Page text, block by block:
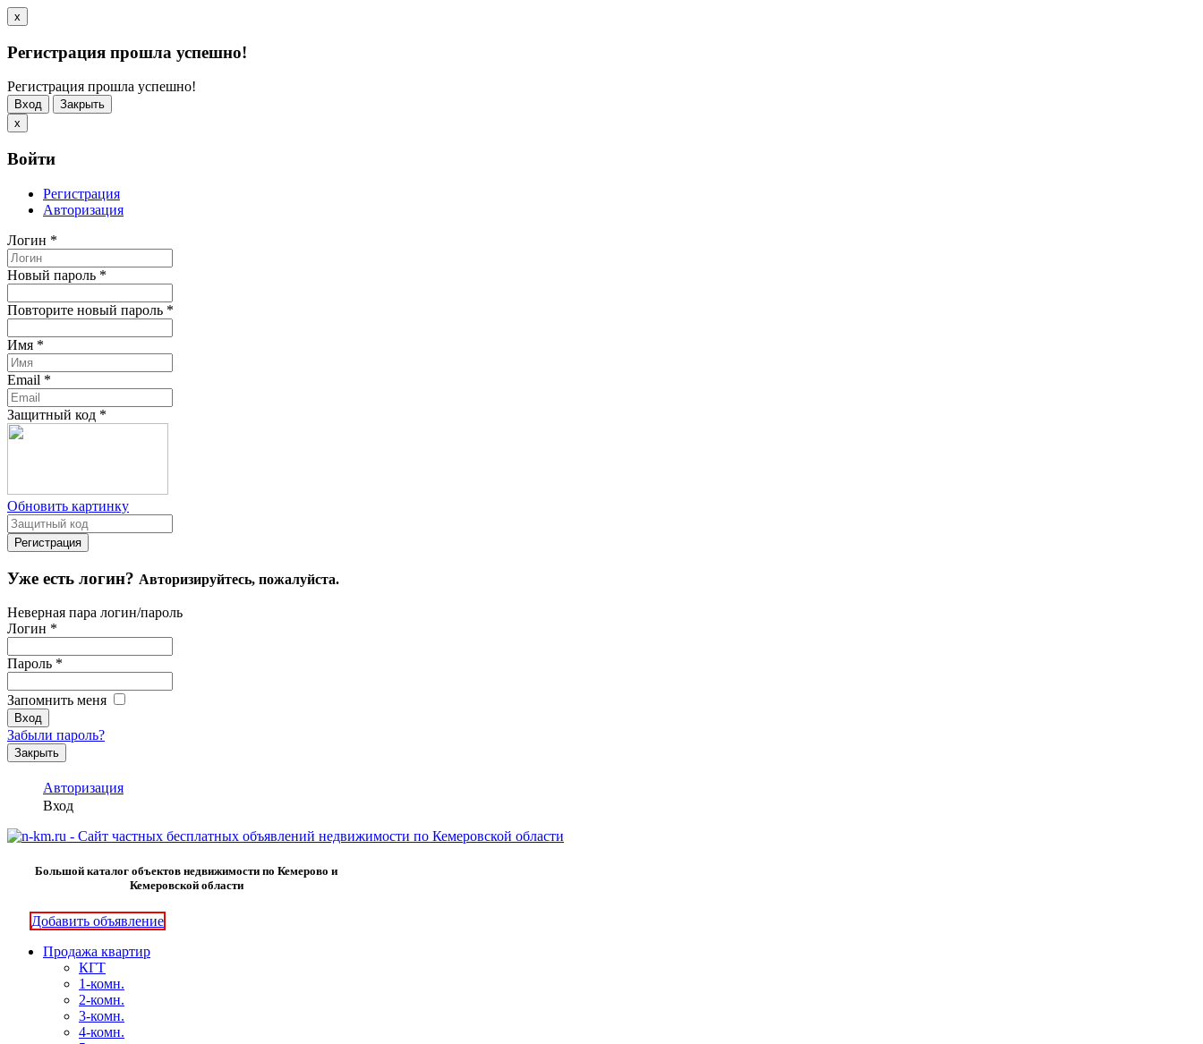
x
Регистрация прошла успешно!
Регистрация прошла успешно!
Вход
Закрыть
x
Войти
Регистрация
Авторизация
Логин *
Новый пароль *
Повторите новый пароль *
Имя *
Email *
Защитный код *
Обновить картинку
Уже есть логин? Авторизируйтесь, пожалуйста.
Неверная пара логин/пароль
Логин *
Пароль *
Запомнить меня
Забыли пароль?
Закрыть
Авторизация
Вход
Большой каталог объектов недвижимости по Кемерово и
Кемеровской области
Добавить объявление
Продажа квартир
КГТ
1-комн.
2-комн.
3-комн.
4-комн.